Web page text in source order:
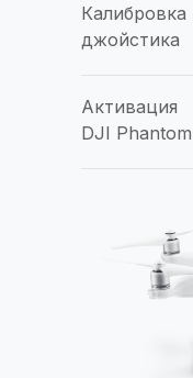
Калибровка
джойстика
Активация
DJI Phantom